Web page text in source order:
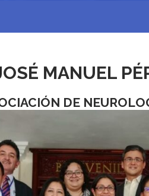
MANUEL
DE